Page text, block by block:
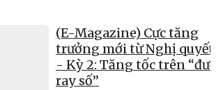
(E-Magazine) Cực tăng
trưởng mới từ Nghị quyết
- Kỳ 2: Tăng tốc trên
ray số”